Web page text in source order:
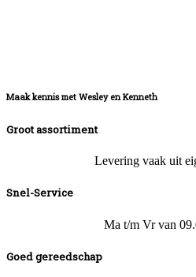
Maak kennis met Wesley en Kenneth
Groot assortiment
Levering vaak uit
Snel-Service
Ma t/m Vr van
Goed gereedschap